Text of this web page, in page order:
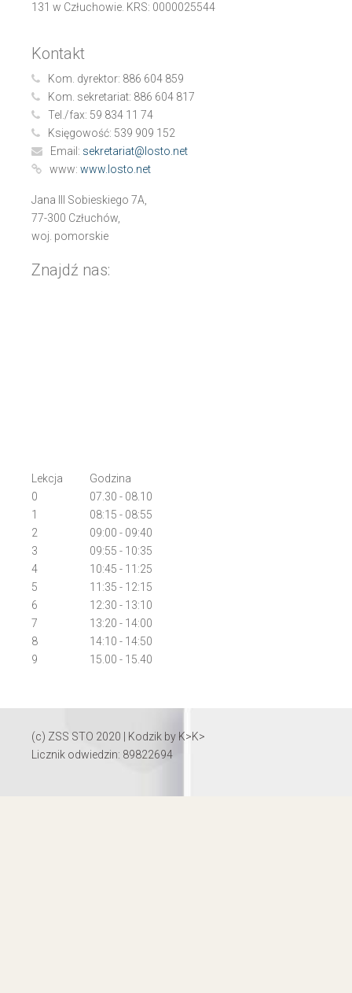
131 w Człuchowie. KRS: 0000025544
Kontakt
Kom. dyrektor: 886 604 859
Kom. sekretariat: 886 604 817
Tel./fax: 59 834 11 74
Księgowość: 539 909 152
Email: sekretariat@losto.net
www: www.losto.net
Jana III Sobieskiego 7A,
77-300 Człuchów,
woj. pomorskie
Znajdź nas:
Lekcja
0
1
2
3
4
5
6
7
8
9
Godzina
07.30 - 08.10
08:15 - 08:55
09:00 - 09:40
09:55 - 10:35
10:45 - 11:25
11:35 - 12:15
12:30 - 13:10
13:20 - 14:00
14:10 - 14:50
15.00 - 15.40
(c) ZSS STO 2020 | Kodzik by K>K>
Licznik odwiedzin: 89822694